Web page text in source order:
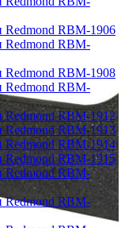
Redmond RBM-1906
Redmond RBM-
Redmond RBM-1908
Redmond RBM-
Redmond RBM-1912
Redmond RBM-1913
Redmond RBM-1914
Redmond RBM-1915
Redmond RBM-
Redmond RBM-